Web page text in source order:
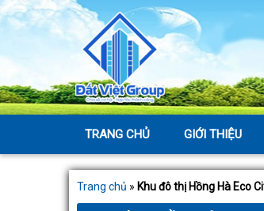
TRANG CHỦ GIỚI THIỆU
Trang chủ » Khu đô thị Hồng Hà Eco